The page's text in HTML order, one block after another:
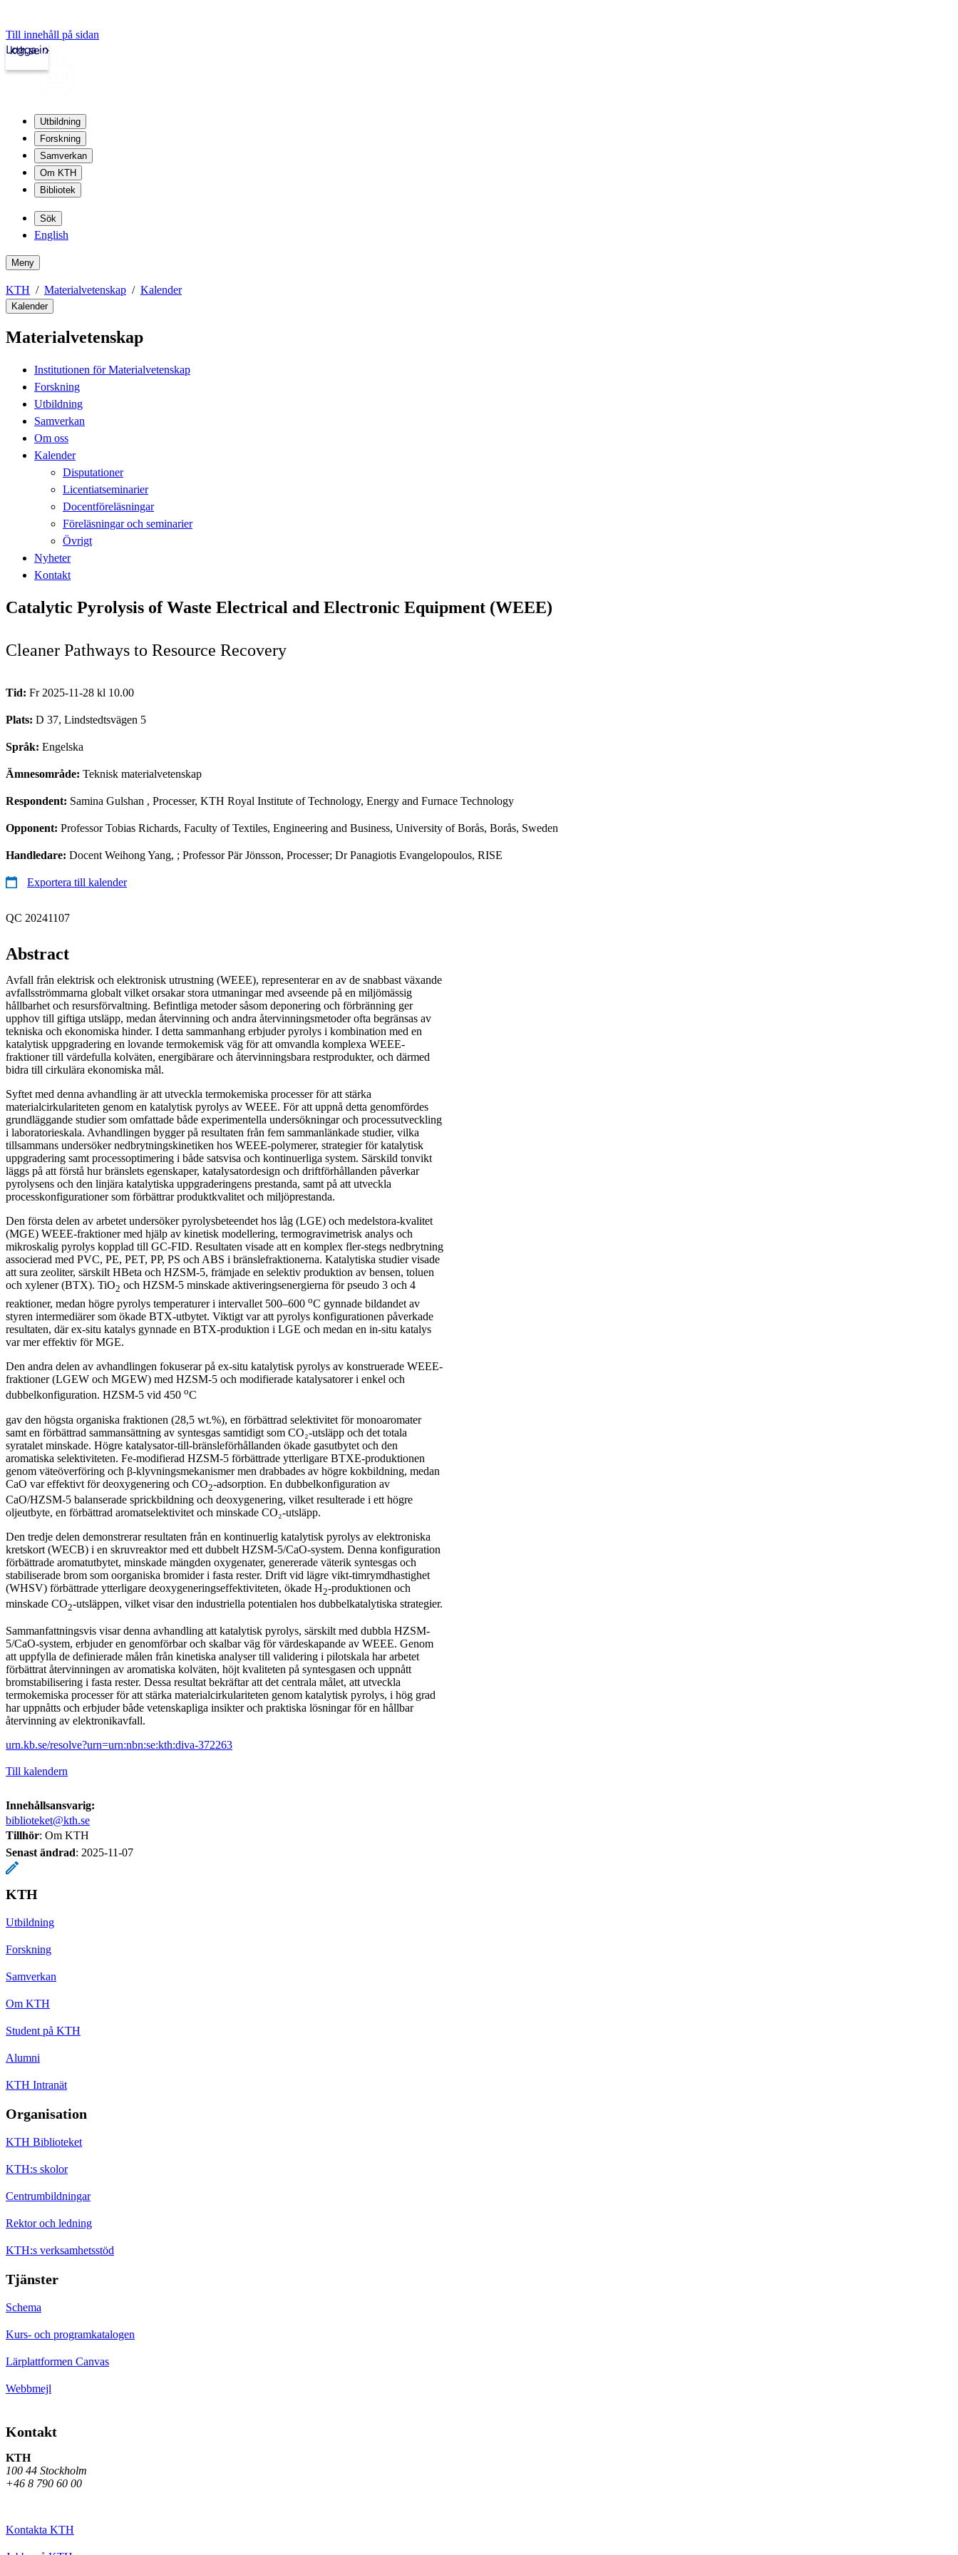
Till innehåll på sidan
kth.se
Logga in
Utbildning
Forskning
Samverkan
Om KTH
Bibliotek
Sök
English
Meny
KTH Materialvetenskap Kalender
Kalender
Materialvetenskap
Institutionen för Materialvetenskap
Forskning
Utbildning
Samverkan
Om oss
Kalender
Disputationer
Licentiatseminarier
Docentföreläsningar
Föreläsningar och seminarier
Övrigt
Nyheter
Kontakt
Catalytic Pyrolysis of Waste Electrical and Electronic Equipment (WEEE)
Cleaner Pathways to Resource Recovery
Tid: Fr 2025-11-28 kl 10.00
Plats: D 37, Lindstedtsvägen 5
Språk: Engelska
Ämnesområde: Teknisk materialvetenskap
Respondent: Samina Gulshan , Processer, KTH Royal Institute of Technology, Energy and Furnace Technology
Opponent: Professor Tobias Richards, Faculty of Textiles, Engineering and Business, University of Borås, Borås, Sweden
Handledare: Docent Weihong Yang, ; Professor Pär Jönsson, Processer; Dr Panagiotis Evangelopoulos, RISE
Exportera till kalender
QC 20241107
Abstract
Avfall från elektrisk och elektronisk utrustning (WEEE), representerar en av de snabbast växande
avfallsströmmarna globalt vilket orsakar stora utmaningar med avseende på en miljömässig
hållbarhet och resursförvaltning. Befintliga metoder såsom deponering och förbränning ger
upphov till giftiga utsläpp, medan återvinning och andra återvinningsmetoder ofta begränsas av
tekniska och ekonomiska hinder. I detta sammanhang erbjuder pyrolys i kombination med en
katalytisk uppgradering en lovande termokemisk väg för att omvandla komplexa WEEE-
fraktioner till värdefulla kolväten, energibärare och återvinningsbara restprodukter, och därmed
bidra till cirkulära ekonomiska mål.
Syftet med denna avhandling är att utveckla termokemiska processer för att stärka
materialcirkulariteten genom en katalytisk pyrolys av WEEE. För att uppnå detta genomfördes
grundläggande studier som omfattade både experimentella undersökningar och processutveckling
i laboratorieskala. Avhandlingen bygger på resultaten från fem sammanlänkade studier, vilka
tillsammans undersöker nedbrytningskinetiken hos WEEE-polymerer, strategier för katalytisk
uppgradering samt processoptimering i både satsvisa och kontinuerliga system. Särskild tonvikt
läggs på att förstå hur bränslets egenskaper, katalysatordesign och driftförhållanden påverkar
pyrolysens och den linjära katalytiska uppgraderingens prestanda, samt på att utveckla
processkonfigurationer som förbättrar produktkvalitet och miljöprestanda.
Den första delen av arbetet undersöker pyrolysbeteendet hos låg (LGE) och medelstora-kvalitet
(MGE) WEEE-fraktioner med hjälp av kinetisk modellering, termogravimetrisk analys och
mikroskalig pyrolys kopplad till GC-FID. Resultaten visade att en komplex fler-stegs nedbrytning
associerad med PVC, PE, PET, PP, PS och ABS i bränslefraktionerna. Katalytiska studier visade
att sura zeoliter, särskilt HBeta och HZSM-5, främjade en selektiv produktion av bensen, toluen
och xylener (BTX). TiO2 och HZSM-5 minskade aktiveringsenergierna för pseudo 3 och 4
reaktioner, medan högre pyrolys temperaturer i intervallet 500–600 oC gynnade bildandet av
styren intermediärer som ökade BTX-utbytet. Viktigt var att pyrolys konfigurationen påverkade
resultaten, där ex-situ katalys gynnade en BTX-produktion i LGE och medan en in-situ katalys
var mer effektiv för MGE.
Den andra delen av avhandlingen fokuserar på ex-situ katalytisk pyrolys av konstruerade WEEE-
fraktioner (LGEW och MGEW) med HZSM-5 och modifierade katalysatorer i enkel och
dubbelkonfiguration. HZSM-5 vid 450 oC
gav den högsta organiska fraktionen (28,5 wt.%), en förbättrad selektivitet för monoaromater
samt en förbättrad sammansättning av syntesgas samtidigt som CO₂-utsläpp och det totala
syratalet minskade. Högre katalysator-till-bränsleförhållanden ökade gasutbytet och den
aromatiska selektiviteten. Fe-modifierad HZSM-5 förbättrade ytterligare BTXE-produktionen
genom väteöverföring och β-klyvningsmekanismer men drabbades av högre kokbildning, medan
CaO var effektivt för deoxygenering och CO2-adsorption. En dubbelkonfiguration av
CaO/HZSM-5 balanserade sprickbildning och deoxygenering, vilket resulterade i ett högre
oljeutbyte, en förbättrad aromatselektivitet och minskade CO₂-utsläpp.
Den tredje delen demonstrerar resultaten från en kontinuerlig katalytisk pyrolys av elektroniska
kretskort (WECB) i en skruvreaktor med ett dubbelt HZSM-5/CaO-system. Denna konfiguration
förbättrade aromatutbytet, minskade mängden oxygenater, genererade väterik syntesgas och
stabiliserade brom som oorganiska bromider i fasta rester. Drift vid lägre vikt-timrymdhastighet
(WHSV) förbättrade ytterligare deoxygeneringseffektiviteten, ökade H2-produktionen och
minskade CO2-utsläppen, vilket visar den industriella potentialen hos dubbelkatalytiska strategier.
Sammanfattningsvis visar denna avhandling att katalytisk pyrolys, särskilt med dubbla HZSM-
5/CaO-system, erbjuder en genomförbar och skalbar väg för värdeskapande av WEEE. Genom
att uppfylla de definierade målen från kinetiska analyser till validering i pilotskala har arbetet
förbättrat återvinningen av aromatiska kolväten, höjt kvaliteten på syntesgasen och uppnått
bromstabilisering i fasta rester. Dessa resultat bekräftar att det centrala målet, att utveckla
termokemiska processer för att stärka materialcirkulariteten genom katalytisk pyrolys, i hög grad
har uppnåtts och erbjuder både vetenskapliga insikter och praktiska lösningar för en hållbar
återvinning av elektronikavfall.
urn.kb.se/resolve?urn=urn:nbn:se:kth:diva-372263
Till kalendern
Innehållsansvarig:
biblioteket@kth.se
Tillhör: Om KTH
Senast ändrad: 2025-11-07
KTH
Utbildning
Forskning
Samverkan
Om KTH
Student på KTH
Alumni
KTH Intranät
Organisation
KTH Biblioteket
KTH:s skolor
Centrumbildningar
Rektor och ledning
KTH:s verksamhetsstöd
Tjänster
Schema
Kurs- och programkatalogen
Lärplattformen Canvas
Webbmejl
Kontakt
KTH
100 44 Stockholm
+46 8 790 60 00
Kontakta KTH